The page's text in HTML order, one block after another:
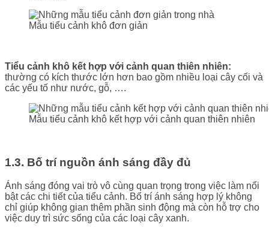
Mẫu tiểu cảnh khô đơn giản
Tiểu cảnh khô kết hợp với cảnh quan thiên nhiên:
thường có kích thước lớn hơn bao gồm nhiều loại cây cối và
các yếu tố như nước, gỗ, ….
Mẫu tiểu cảnh khô kết hợp với cảnh quan thiên nhiên
1.3. Bố trí nguồn ánh sáng đầy đủ
Ánh sáng đóng vai trò vô cùng quan trọng trong việc làm nổi
bật các chi tiết của tiểu cảnh. Bố trí ánh sáng hợp lý không
chỉ giúp không gian thêm phần sinh động mà còn hỗ trợ cho
việc duy trì sức sống của các loại cây xanh.